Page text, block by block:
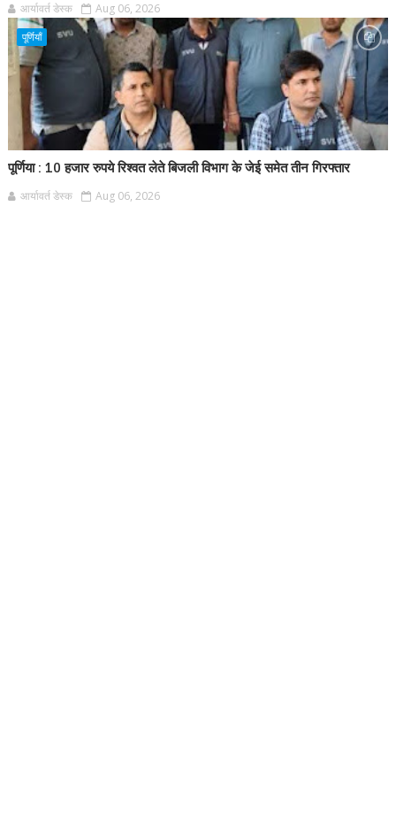
आर्यावर्त डेस्क Aug 06, 2026
पूर्णियाँ
पूर्णिया : 10 हजार रुपये रिश्वत लेते बिजली विभाग के जेई समेत तीन गिरफ्तार
आर्यावर्त डेस्क Aug 06, 2026